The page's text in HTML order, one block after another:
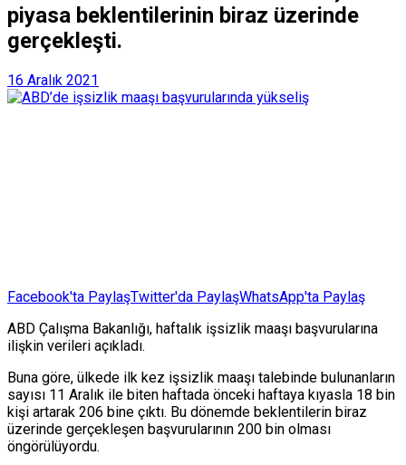
piyasa beklentilerinin biraz üzerinde
gerçekleşti.
16 Aralık 2021
Facebook'ta PaylaşTwitter'da PaylaşWhatsApp'ta Paylaş
ABD Çalışma Bakanlığı, haftalık işsizlik maaşı başvurularına
ilişkin verileri açıkladı.
Buna göre, ülkede ilk kez işsizlik maaşı talebinde bulunanların
sayısı 11 Aralık ile biten haftada önceki haftaya kıyasla 18 bin
kişi artarak 206 bine çıktı. Bu dönemde beklentilerin biraz
üzerinde gerçekleşen başvurularının 200 bin olması
öngörülüyordu.